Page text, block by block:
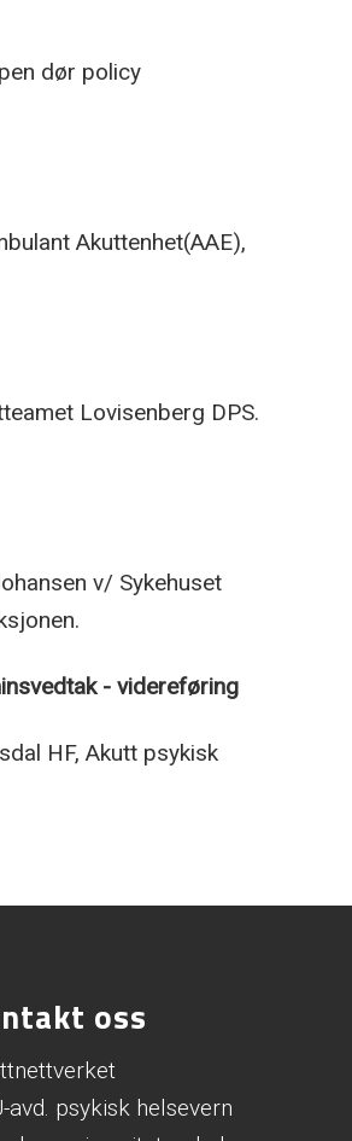
dør policy
Akuttenhet(AAE),
Lovisenberg DPS.
v/ Sykehuset
- videreføring
HF, Akutt psykisk
oss
avd. psykisk helsevern